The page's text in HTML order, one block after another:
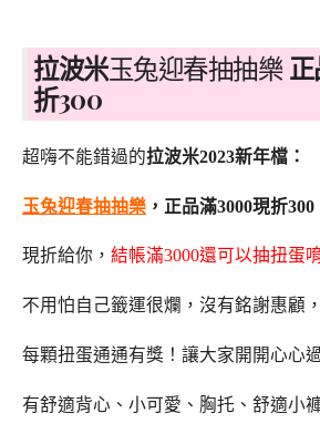
拉波米玉兔迎春抽抽樂
折300
超嗨不能錯過的拉波米2023新年檔：
玉兔迎春抽抽樂 ， 正品滿3000現折300
現折給你， 結帳滿3000還可以抽扭蛋
不用怕自己籤運很爛，沒有銘謝惠顧，
每顆扭蛋通通有獎！讓大家開開心心
有舒適背心、小可愛、胸托、舒適小